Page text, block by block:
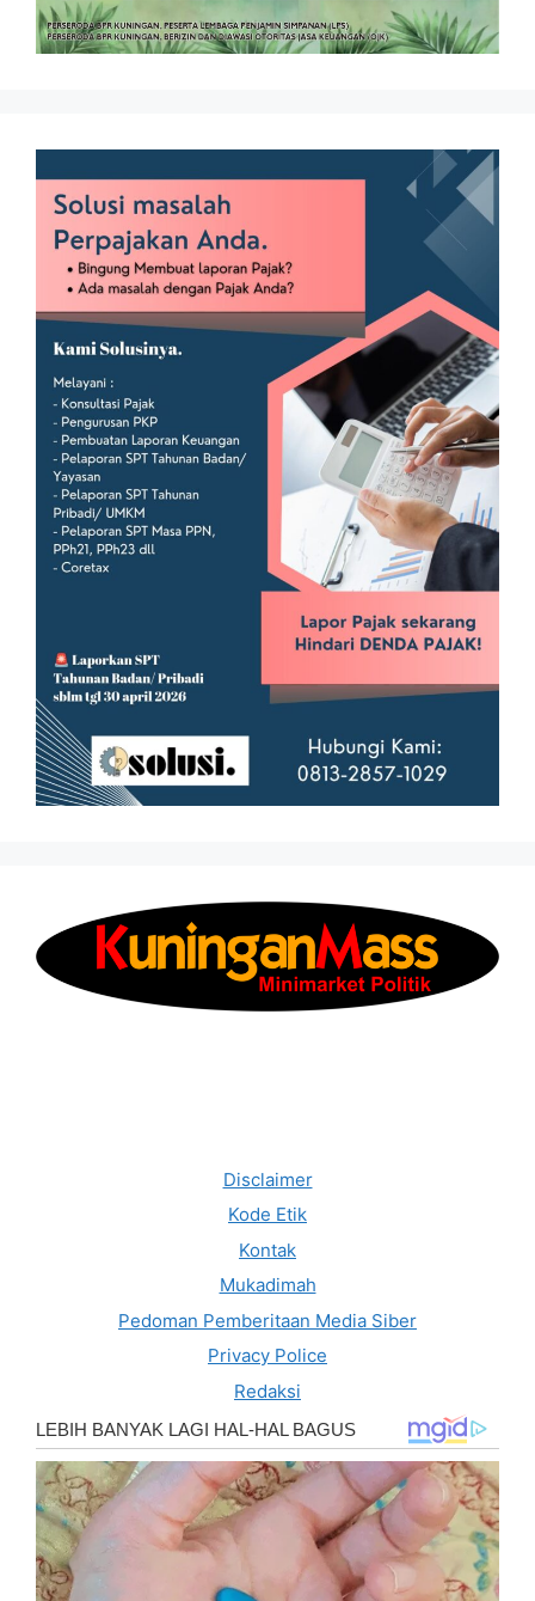
Disclaimer
Kode Etik
Kontak
Mukadimah
Pedoman Pemberitaan Media Siber
Privacy Police
Redaksi